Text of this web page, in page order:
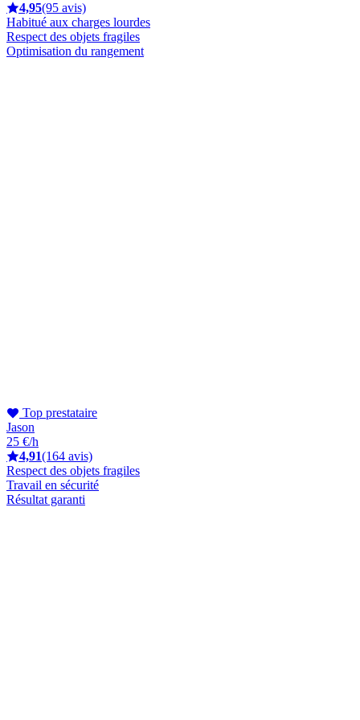
4,95(95 avis)
Habitué aux charges lourdes
Respect des objets fragiles
Optimisation du rangement
Top prestataire
Jason
25 €/h
4,91(164 avis)
Respect des objets fragiles
Travail en sécurité
Résultat garanti